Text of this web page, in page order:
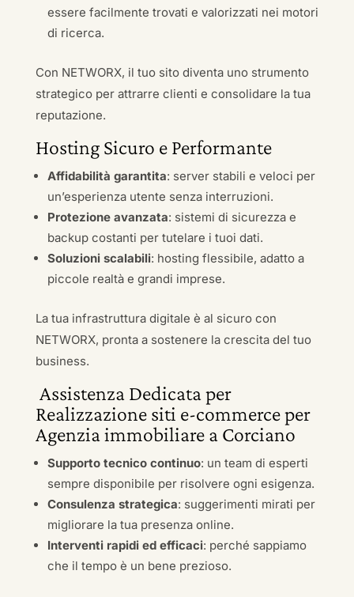
essere facilmente trovati e valorizzati nei motori
di ricerca.
Con NETWORX, il tuo sito diventa uno strumento
strategico per attrarre clienti e consolidare la tua
reputazione.
Hosting Sicuro e Performante
Affidabilità garantita: server stabili e veloci per
un’esperienza utente senza interruzioni.
Protezione avanzata: sistemi di sicurezza e
backup costanti per tutelare i tuoi dati.
Soluzioni scalabili: hosting flessibile, adatto a
piccole realtà e grandi imprese.
La tua infrastruttura digitale è al sicuro con
NETWORX, pronta a sostenere la crescita del tuo
business.
Assistenza Dedicata per
Realizzazione siti e-commerce per
Agenzia immobiliare a Corciano
Supporto tecnico continuo: un team di esperti
sempre disponibile per risolvere ogni esigenza.
Consulenza strategica: suggerimenti mirati per
migliorare la tua presenza online.
Interventi rapidi ed efficaci: perché sappiamo
che il tempo è un bene prezioso.